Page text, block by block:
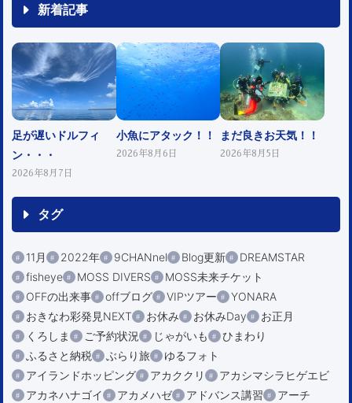
新着記事
足が遅いドルフィ
ン・・・
2026年8月7日
小魚にアタック！！
2026年8月6日
まだ良きお天気！！
2026年8月5日
タグ
11月 2022年 9CHANnel Blog更新
DREAMSTAR
fisheye
MOSS DIVERS
MOSS未来チケット
OFFの出来事
offブログ VIPツアー
YONARA
おきなわ彩発見NEXT
お休み お休みDay
お正月
くろしま
ご予約状況 じゃがいも
ひまわり
ふるさと納税
ぶらり旅
ゆるフォト
アイランドホッピング
アカククリ
アカシマシラヒゲエビ
アカネハナゴイ
アカメハゼ アドバンス講習
アーチ